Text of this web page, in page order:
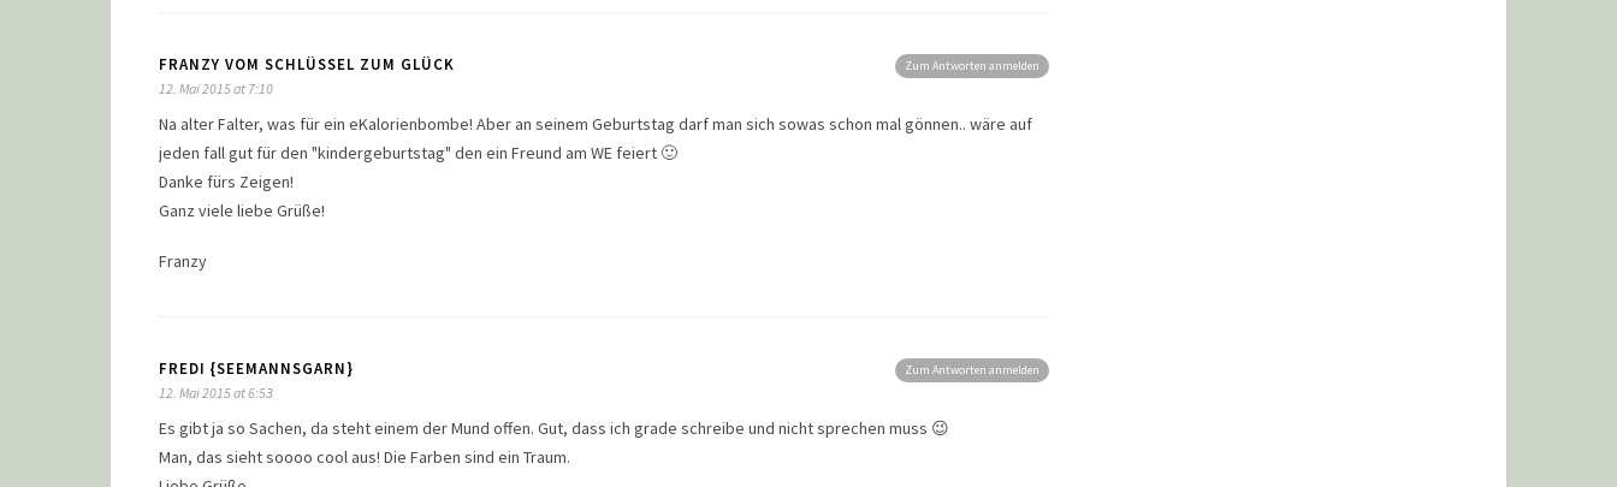
Zum Antworten anmelden
FRANZY VOM SCHLÜSSEL ZUM GLÜCK
12. Mai 2015 at 7:10
Na alter Falter, was für ein eKalorienbombe! Aber an seinem Geburtstag darf man sich sowas schon mal gönnen.. wäre auf
jeden fall gut für den "kindergeburtstag" den ein Freund am WE feiert 🙂
Danke fürs Zeigen!
Ganz viele liebe Grüße!
Franzy
Zum Antworten anmelden
FREDI {SEEMANNSGARN}
12. Mai 2015 at 6:53
Es gibt ja so Sachen, da steht einem der Mund offen. Gut, dass ich grade schreibe und nicht sprechen muss 😉
Man, das sieht soooo cool aus! Die Farben sind ein Traum.